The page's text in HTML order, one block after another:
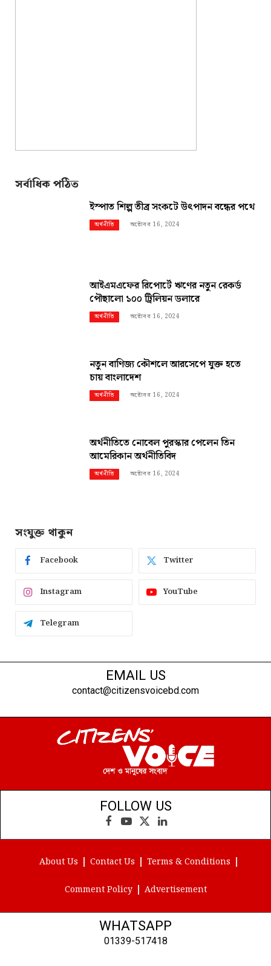
সর্বাধিক পঠিত
ইস্পাত শিল্প তীব্র সংকটে উৎপাদন বন্ধের পথে
অর্থনীতি অক্টোবর 16, 2024
আইএমএফের রিপোর্টে ঋণের নতুন রেকর্ড
পৌছালো ১০০ ট্রিলিয়ন ডলারে
অর্থনীতি অক্টোবর 16, 2024
নতুন বাণিজ্য কৌশলে আরসেপে যুক্ত হতে
চায় বাংলাদেশ
অর্থনীতি অক্টোবর 16, 2024
অর্থনীতিতে নোবেল পুরস্কার পেলেন তিন
আমেরিকান অর্থনীতিবিদ
অর্থনীতি অক্টোবর 16, 2024
সংযুক্ত থাকুন
Facebook Twitter
Instagram YouTube
Telegram
EMAIL US
contact@citizensvoicebd.com
FOLLOW US
Facebook
YouTube
X
(Twitter)
LinkedIn
About Us Contact Us Terms & Conditions
Comment Policy Advertisement
WHATSAPP
01339-517418